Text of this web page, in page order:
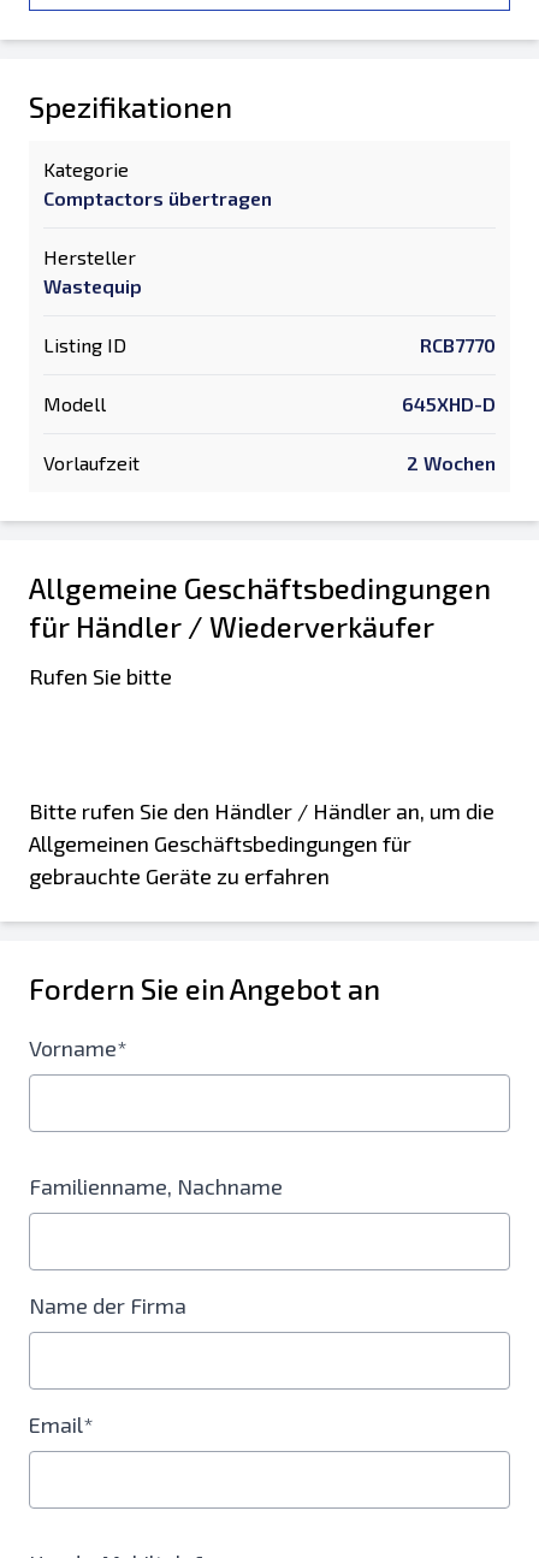
Spezifikationen
Kategorie
Comptactors übertragen
Hersteller
Wastequip
Listing ID RCB7770
Modell 645XHD-D
Vorlaufzeit 2 Wochen
Allgemeine Geschäftsbedingungen
für Händler / Wiederverkäufer
Rufen Sie bitte
Bitte rufen Sie den Händler / Händler an, um die
Allgemeinen Geschäftsbedingungen für
gebrauchte Geräte zu erfahren
Fordern Sie ein Angebot an
Vorname*
Familienname, Nachname
Name der Firma
Email*